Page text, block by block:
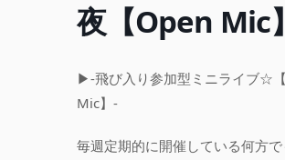
夜【Open Mic】
▶-飛び入り参加型ミニライブ☆
Mic】-
毎週定期的に開催している何方